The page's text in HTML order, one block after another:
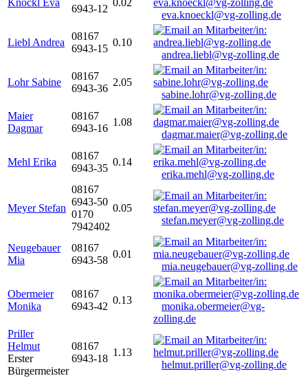
Knöckl Eva
6943-12
0.02
eva.knoeckl@vg-zolling.de
Liebl Andrea
08167
6943-15
0.10
andrea.liebl@vg-zolling.de
Lohr Sabine
08167
6943-36
2.05
sabine.lohr@vg-zolling.de
Maier
Dagmar
08167
6943-16
1.08
dagmar.maier@vg-zolling.de
Mehl Erika
08167
6943-35
0.14
erika.mehl@vg-zolling.de
Meyer Stefan
08167
6943-50
0170
7942402
0.05
stefan.meyer@vg-zolling.de
Neugebauer
Mia
08167
6943-58
0.01
mia.neugebauer@vg-zolling.de
Obermeier
Monika
08167
6943-42
0.13
monika.obermeier@vg-
zolling.de
Priller
Helmut
Erster
Bürgermeister
08167
6943-18
1.13
helmut.priller@vg-zolling.de